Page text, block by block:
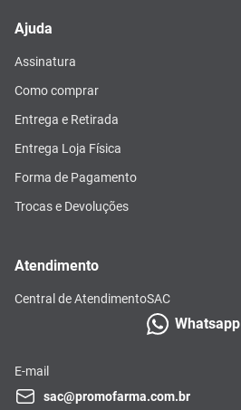
Ajuda
Assinatura
Como comprar
Entrega e Retirada
Entrega Loja Física
Forma de Pagamento
Trocas e Devoluções
Atendimento
Central de AtendimentoSAC
Whatsapp
E-mail
sac@promofarma.com.br